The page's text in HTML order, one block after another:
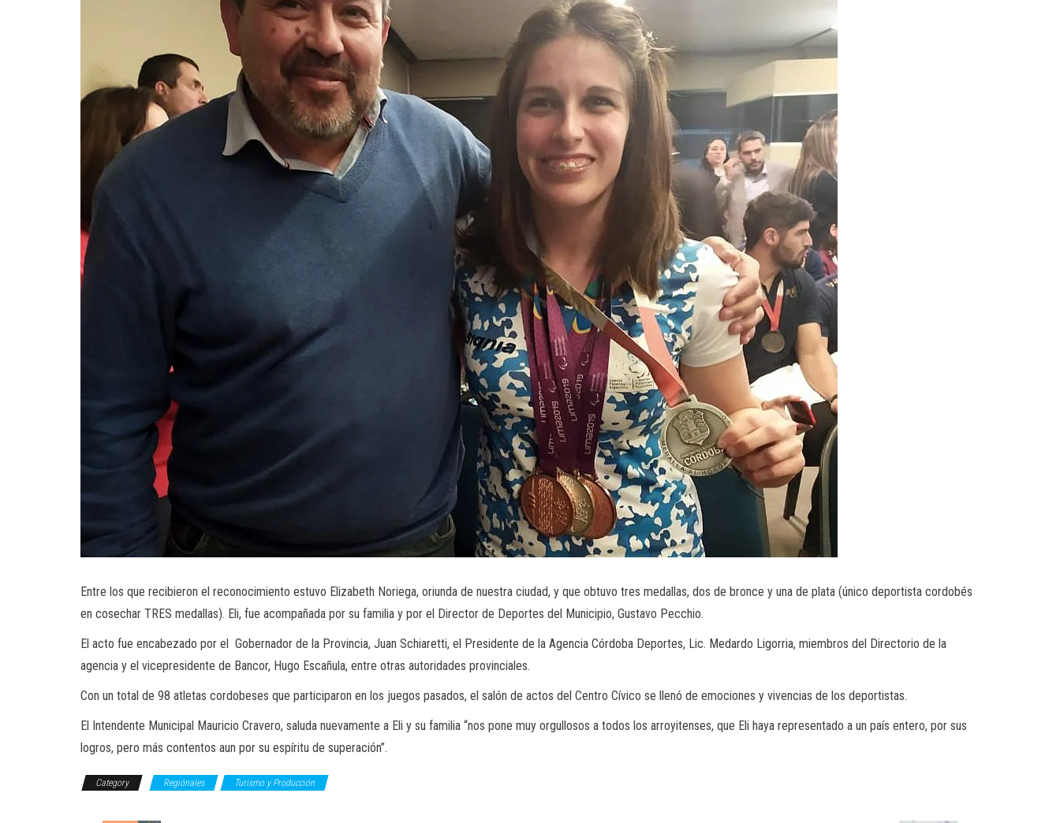
Entre los que recibieron el reconocimiento estuvo Elizabeth Noriega, oriunda de nuestra ciudad, y que obtuvo tres medallas, dos de bronce y una de plata (único deportista cordobés
en cosechar TRES medallas). Eli, fue acompañada por su familia y por el Director de Deportes del Municipio, Gustavo Pecchio.
El acto fue encabezado por el Gobernador de la Provincia, Juan Schiaretti, el Presidente de la Agencia Córdoba Deportes, Lic. Medardo Ligorria, miembros del Directorio de la
agencia y el vicepresidente de Bancor, Hugo Escañula, entre otras autoridades provinciales.
Con un total de 98 atletas cordobeses que participaron en los juegos pasados, el salón de actos del Centro Cívico se llenó de emociones y vivencias de los deportistas.
El Intendente Municipal Mauricio Cravero, saluda nuevamente a Eli y su familia “nos pone muy orgullosos a todos los arroyitenses, que Eli haya representado a un país entero, por sus
logros, pero más contentos aun por su espíritu de superación”.
Category Regiónales Turismo y Producción